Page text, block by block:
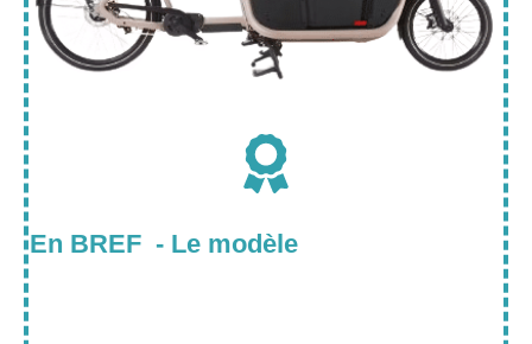
En BREF - Le modèle